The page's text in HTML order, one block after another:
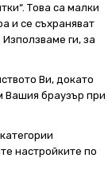
Това са малки
и се съхраняват
ги, за
Ви, докато
Вашия браузър при
настройките по